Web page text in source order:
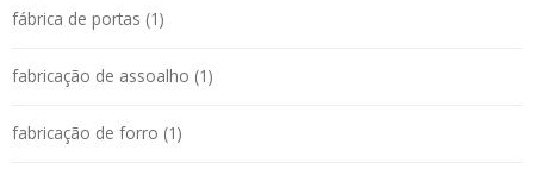
fábrica de portas (1)
fabricação de assoalho (1)
fabricação de forro (1)